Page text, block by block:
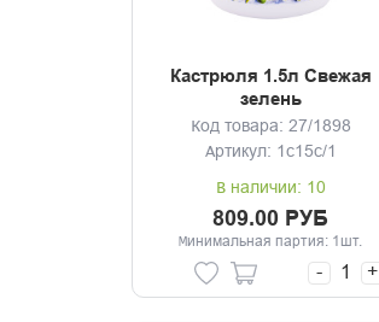
Кастрюля 1.5л Свежая
зелень
Код товара: 27/1898
Артикул: 1с15с/1
В наличии: 10
809.00 РУБ
Минимальная партия: 1шт.
- +